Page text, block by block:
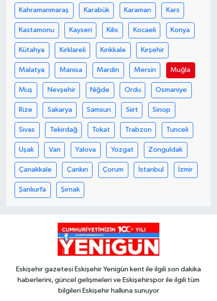
Kahramanmaraş Karabük Karaman Kars
Kastamonu Kayseri Kilis Kocaeli Konya
Kütahya Kırklareli Kırıkkale Kırşehir
Malatya Manisa Mardin Mersin Muğla
Muş Nevşehir Niğde Ordu Osmaniye
Rize Sakarya Samsun Siirt Sinop
Sivas Tekirdağ Tokat Trabzon Tunceli
Uşak Van Yalova Yozgat Zonguldak
Çanakkale Çankırı Çorum İstanbul İzmir
Şanlıurfa Şırnak
Eskişehir gazetesi Eskişehir Yenigün kent ile ilgili son dakika
haberlerini, güncel gelişmeleri ve Eskişehirspor ile ilgili tüm
bilgileri Eskişehir halkına sunuyor